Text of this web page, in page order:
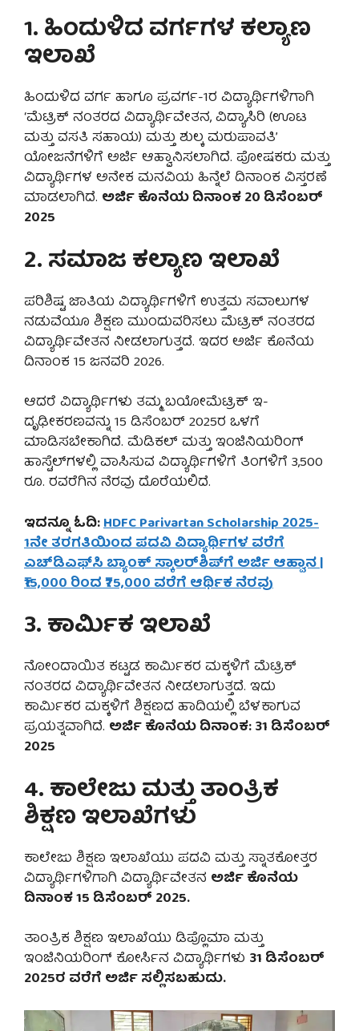
1. ಹಿಂದುಳಿದ ವರ್ಗಗಳ ಕಲ್ಯಾಣ
ಇಲಾಖೆ
ಹಿಂದುಳಿದ ವರ್ಗ ಹಾಗೂ ಪ್ರವರ್ಗ-1ರ ವಿದ್ಯಾರ್ಥಿಗಳಿಗಾಗಿ
‘ಮೆಟ್ರಿಕ್ ನಂತರದ ವಿದ್ಯಾರ್ಥಿವೇತನ, ವಿದ್ಯಾಸಿರಿ (ಊಟ
ಮತ್ತು ವಸತಿ ಸಹಾಯ) ಮತ್ತು ಶುಲ್ಕ ಮರುಪಾವತಿ’
ಯೋಜನೆಗಳಿಗೆ ಅರ್ಜಿ ಆಹ್ವಾನಿಸಲಾಗಿದೆ. ಪೋಷಕರು ಮತ್ತು
ವಿದ್ಯಾರ್ಥಿಗಳ ಅನೇಕ ಮನವಿಯ ಹಿನ್ನೆಲೆ ದಿನಾಂಕ ವಿಸ್ತರಣೆ
ಮಾಡಲಾಗಿದೆ. ಅರ್ಜಿ ಕೊನೆಯ ದಿನಾಂಕ 20 ಡಿಸೆಂಬರ್
2025
2. ಸಮಾಜ ಕಲ್ಯಾಣ ಇಲಾಖೆ
ಪರಿಶಿಷ್ಟ ಜಾತಿಯ ವಿದ್ಯಾರ್ಥಿಗಳಿಗೆ ಉತ್ತಮ ಸವಾಲುಗಳ
ನಡುವೆಯೂ ಶಿಕ್ಷಣ ಮುಂದುವರಿಸಲು ಮೆಟ್ರಿಕ್ ನಂತರದ
ವಿದ್ಯಾರ್ಥಿವೇತನ ನೀಡಲಾಗುತ್ತದೆ. ಇದರ ಅರ್ಜಿ ಕೊನೆಯ
ದಿನಾಂಕ 15 ಜನವರಿ 2026.
ಆದರೆ ವಿದ್ಯಾರ್ಥಿಗಳು ತಮ್ಮ ಬಯೋಮೆಟ್ರಿಕ್ ಇ-
ದೃಢೀಕರಣವನ್ನು 15 ಡಿಸೆಂಬರ್ 2025ರ ಒಳಗೆ
ಮಾಡಿಸಬೇಕಾಗಿದೆ. ಮೆಡಿಕಲ್ ಮತ್ತು ಇಂಜಿನಿಯರಿಂಗ್
ಹಾಸ್ಟೆಲ್‌ಗಳಲ್ಲಿ ವಾಸಿಸುವ ವಿದ್ಯಾರ್ಥಿಗಳಿಗೆ ತಿಂಗಳಿಗೆ 3,500
ರೂ. ರವರೆಗಿನ ನೆರವು ದೊರೆಯಲಿದೆ.
ಇದನ್ನೂ ಓದಿ:HDFC Parivartan Scholarship 2025-
1ನೇ ತರಗತಿಯಿಂದ ಪದವಿ ವಿದ್ಯಾರ್ಥಿಗಳ ವರೆಗೆ
ಎಚ್‌ಡಿಎಫ್‌ಸಿ ಬ್ಯಾಂಕ್ ಸ್ಕಾಲರ್‌ಶಿಪ್‌ಗೆ ಅರ್ಜಿ ಆಹ್ವಾನ |
₹15,000 ರಿಂದ ₹75,000 ವರೆಗೆ ಆರ್ಥಿಕ ನೆರವು
3. ಕಾರ್ಮಿಕ ಇಲಾಖೆ
ನೋಂದಾಯಿತ ಕಟ್ಟಡ ಕಾರ್ಮಿಕರ ಮಕ್ಕಳಿಗೆ ಮೆಟ್ರಿಕ್
ನಂತರದ ವಿದ್ಯಾರ್ಥಿವೇತನ ನೀಡಲಾಗುತ್ತದೆ. ಇದು
ಕಾರ್ಮಿಕರ ಮಕ್ಕಳಿಗೆ ಶಿಕ್ಷಣದ ಹಾದಿಯಲ್ಲಿ ಬೆಳಕಾಗುವ
ಪ್ರಯತ್ನವಾಗಿದೆ. ಅರ್ಜಿ ಕೊನೆಯ ದಿನಾಂಕ: 31 ಡಿಸೆಂಬರ್
2025
4. ಕಾಲೇಜು ಮತ್ತು ತಾಂತ್ರಿಕ
ಶಿಕ್ಷಣ ಇಲಾಖೆಗಳು
ಕಾಲೇಜು ಶಿಕ್ಷಣ ಇಲಾಖೆಯು ಪದವಿ ಮತ್ತು ಸ್ನಾತಕೋತ್ತರ
ವಿದ್ಯಾರ್ಥಿಗಳಿಗಾಗಿ ವಿದ್ಯಾರ್ಥಿವೇತನ ಅರ್ಜಿ ಕೊನೆಯ
ದಿನಾಂಕ 15 ಡಿಸೆಂಬರ್ 2025.
ತಾಂತ್ರಿಕ ಶಿಕ್ಷಣ ಇಲಾಖೆಯು ಡಿಪ್ಲೊಮಾ ಮತ್ತು
ಇಂಜಿನಿಯರಿಂಗ್ ಕೋರ್ಸಿನ ವಿದ್ಯಾರ್ಥಿಗಳು 31 ಡಿಸೆಂಬರ್
2025ರ ವರೆಗೆ ಅರ್ಜಿ ಸಲ್ಲಿಸಬಹುದು.